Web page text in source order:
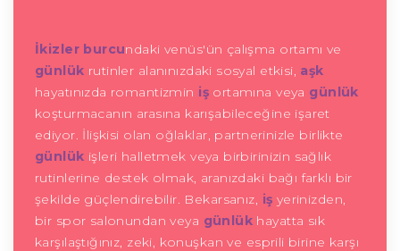
İkizler burcundaki venüs'ün çalışma ortamı ve
günlük rutinler alanınızdaki sosyal etkisi, aşk
hayatınızda romantizmin iş ortamına veya günlük
koşturmacanın arasına karışabileceğine işaret
ediyor. İlişkisi olan oğlaklar, partnerinizle birlikte
günlük işleri halletmek veya birbirinizin sağlık
rutinlerine destek olmak, aranızdaki bağı farklı bir
şekilde güçlendirebilir. Bekarsanız, iş yerinizden,
bir spor salonundan veya günlük hayatta sık
karşılaştığınız, zeki, konuşkan ve esprili birine karşı